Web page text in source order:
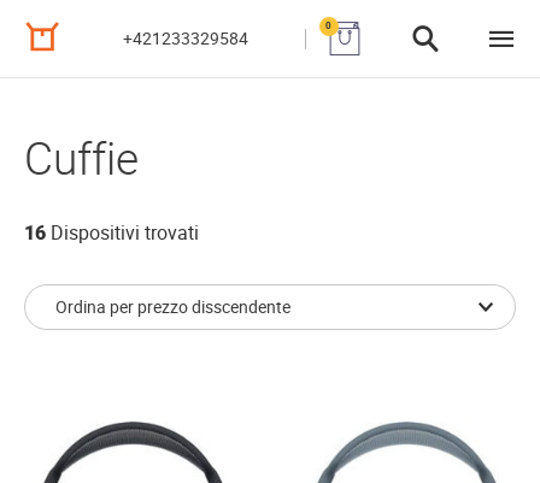
+421233329584
0
Cuffie
16 Dispositivi trovati